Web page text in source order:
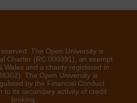
The Open University is
Charter (RC 000391), an exempt
Wales and a charity registered in
The Open University is
by the Financial Conduct
to its secondary activity of credit
broking.